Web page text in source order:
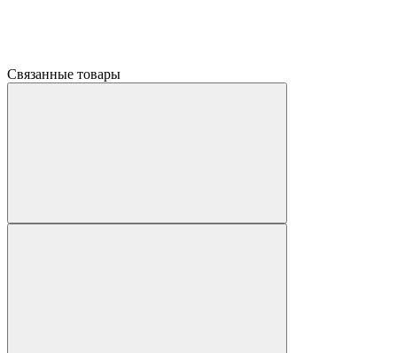
Связанные товары